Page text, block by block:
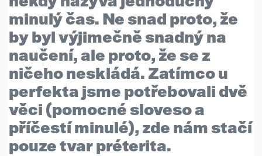
minulý čas. Ne snad proto, že
by byl výjimečně snadný na
naučení, ale proto, že se z
ničeho neskládá. Zatímco u
perfekta jsme potřebovali dvě
věci (pomocné sloveso a
příčestí minulé), zde nám stačí
pouze tvar préterita.